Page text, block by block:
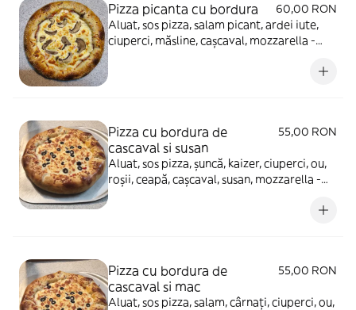
Pizza picanta cu bordura
60,00 RON
Aluat, sos pizza, salam picant, ardei iute,
ciuperci, măsline, cașcaval, mozzarella -
Pizza cu bordura de
cascaval si susan
55,00 RON
Aluat, sos pizza, șuncă, kaizer, ciuperci, ou,
roșii, ceapă, cașcaval, susan, mozzarella -
Pizza cu bordura de
cascaval si mac
55,00 RON
Aluat, sos pizza, salam, cârnați, ciuperci, ou,